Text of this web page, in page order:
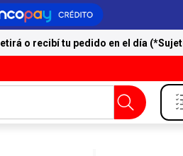
o recibí tu pedido en el día